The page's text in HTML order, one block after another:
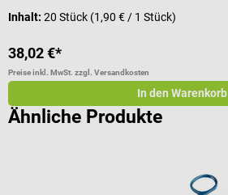
Inhalt: 20 Stück (1,90 € / 1 Stück)
38,02 €*
Preise inkl. MwSt. zzgl. Versandkosten
In den Warenkorb
Ähnliche Produkte